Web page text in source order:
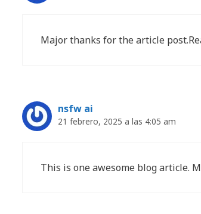
Major thanks for the article
nsfw ai
21 febrero, 2025 a las 4:05 am
This is one awesome blog article.